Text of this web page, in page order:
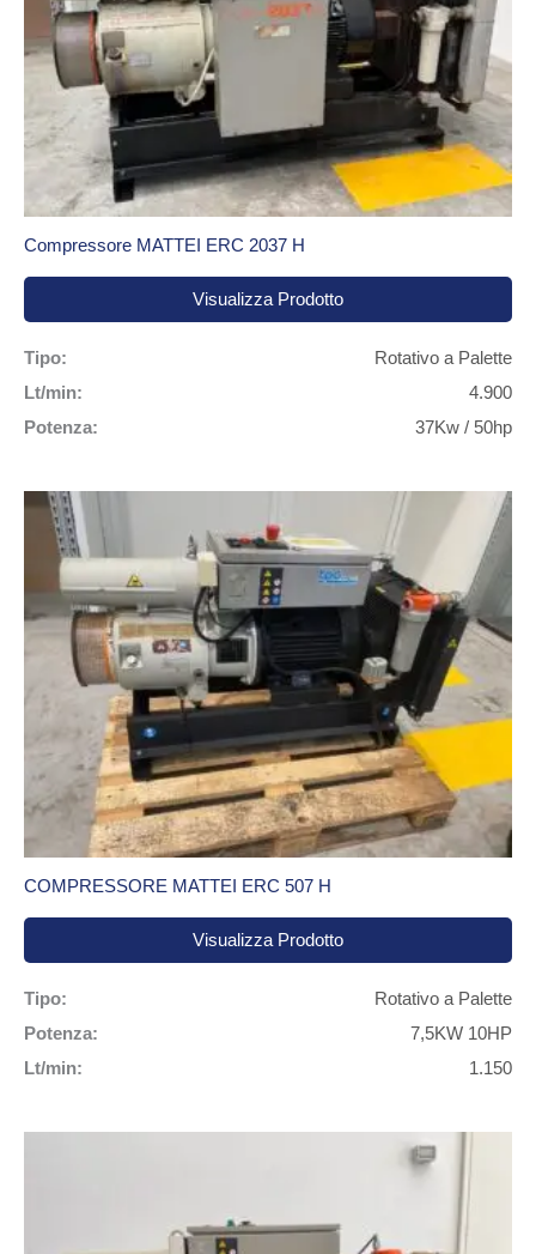
Compressore MATTEI ERC 2037 H
Visualizza Prodotto
Tipo:
Rotativo a Palette
Lt/min:
4.900
Potenza:
37Kw / 50hp
COMPRESSORE MATTEI ERC 507 H
Visualizza Prodotto
Tipo:
Rotativo a Palette
Potenza:
7,5KW 10HP
Lt/min:
1.150